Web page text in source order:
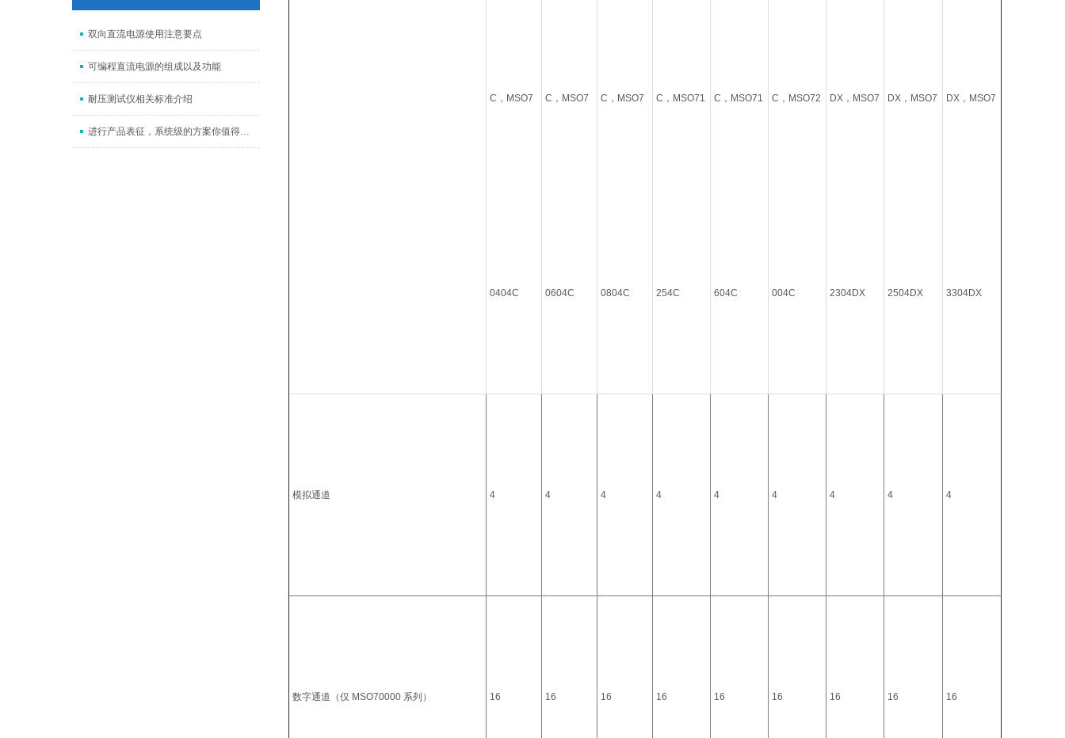
双向直流电源使用注意要点
可编程直流电源的组成以及功能
耐压测试仪相关标准介绍
进行产品表征，系统级的方案你值得拥有
C，MSO7
0404C
C，MSO7
0604C
C，MSO7
0804C
C，MSO71
254C
C，MSO71
604C
C，MSO72
004C
DX，MSO7
2304DX
DX，MSO7
2504DX
DX，MSO7
3304DX
模拟通道 4 4 4 4 4 4 4 4 4
数字通道（仅 MSO70000 系列） 16 16 16 16 16 16 16 16 16